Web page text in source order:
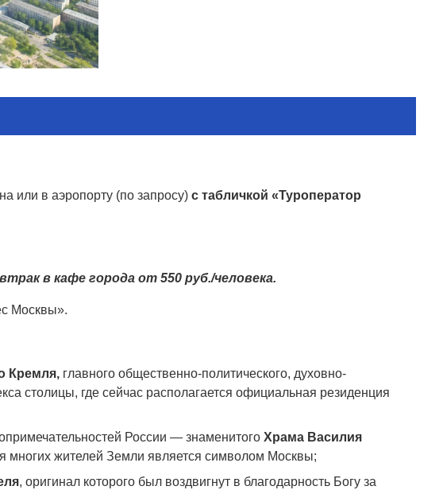
или в аэропорту (по запросу) с табличкой «Туроператор
в кафе города от 550 руб./человека.
Москвы».
Кремля, главного общественно-политического, духовно-
столицы, где сейчас располагается официальная резиденция
России — знаменитого Храма Василия
многих жителей Земли является символом Москвы;
, оригинал которого был воздвигнут в благодарность Богу за